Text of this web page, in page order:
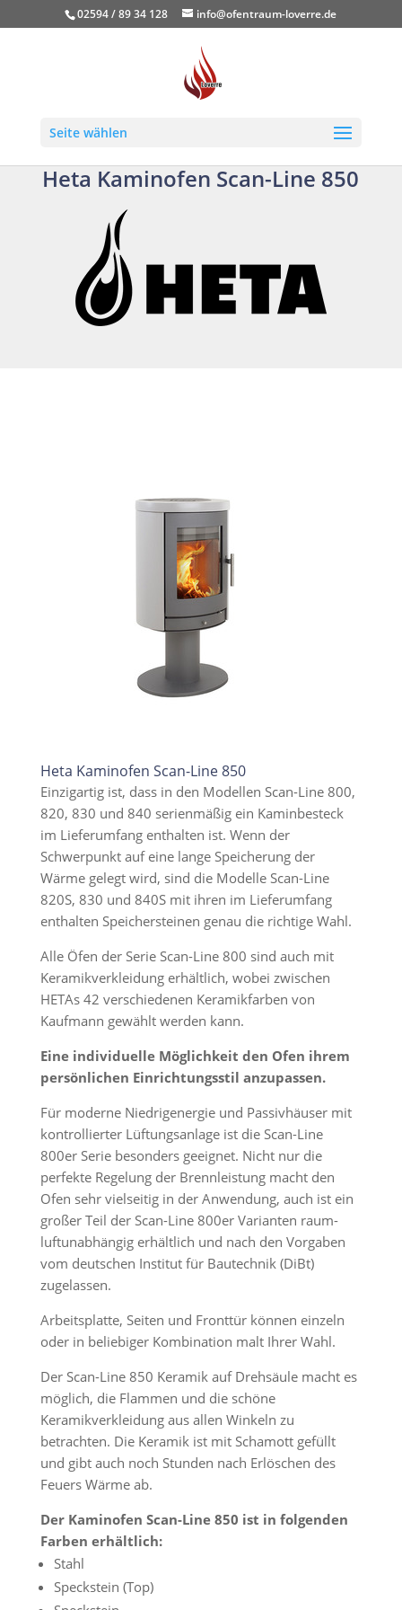
02594 / 89 34 128 info@ofentraum-loverre.de
Seite wählen
Heta Kaminofen Scan-Line 850
Heta Kaminofen Scan-Line 850
Einzigartig ist, dass in den Modellen Scan-Line 800,
820, 830 und 840 serienmäßig ein Kaminbesteck
im Lieferumfang enthalten ist. Wenn der
Schwerpunkt auf eine lange Speicherung der
Wärme gelegt wird, sind die Modelle Scan-Line
820S, 830 und 840S mit ihren im Lieferumfang
enthalten Speichersteinen genau die richtige Wahl.
Alle Öfen der Serie Scan-Line 800 sind auch mit
Keramikverkleidung erhältlich, wobei zwischen
HETAs 42 verschiedenen Keramikfarben von
Kaufmann gewählt werden kann.
Eine individuelle Möglichkeit den Ofen ihrem
persönlichen Einrichtungsstil anzupassen.
Für moderne Niedrigenergie und Passivhäuser mit
kontrollierter Lüftungs­anlage ist die Scan-Line
800er Serie besonders geeignet. Nicht nur die
perfekte Regelung der Brennleistung macht den
Ofen sehr vielseitig in der Anwendung, auch ist ein
großer Teil der Scan-Line 800er Varianten raum­
luftunabhängig erhältlich und nach den Vorgaben
vom deutschen Institut für Bautechnik (DiBt)
zugelassen.
Arbeitsplatte, Seiten und Fronttür können einzeln
oder in beliebiger Kombination malt Ihrer Wahl.
Der Scan-Line 850 Keramik auf Drehsäule macht es
möglich, die Flammen und die schöne
Keramikverkleidung aus allen Winkeln zu
betrachten. Die Keramik ist mit Schamott gefüllt
und gibt auch noch Stunden nach Erlöschen des
Feuers Wärme ab.
Der Kaminofen Scan-Line 850 ist in folgenden
Farben erhältlich:
Stahl
Speckstein (Top)